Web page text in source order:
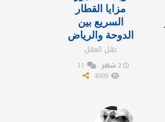
مزايا القطار
السريع بين
الدوحة والرياض
عقل العقل
2 شهر
4009